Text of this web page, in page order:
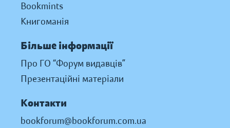
Bookmints
Книгоманія
Більше інформації
Про ГО “Форум видавців”
Презентаційні матеріали
Контакти
bookforum@bookforum.com.ua